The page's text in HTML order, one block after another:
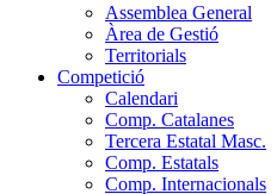
Assemblea General
Àrea de Gestió
Territorials
Competició
Calendari
Comp. Catalanes
Tercera Estatal Masc.
Comp. Estatals
Comp. Internacionals